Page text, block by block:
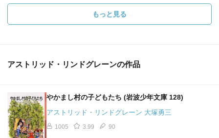
もっと見る
アストリッド・リンドグレーンの作品
やかまし村の子どもたち (岩波少年文庫 128)
アストリッド・リンドグレーン 大塚勇三
1005 3.99 90